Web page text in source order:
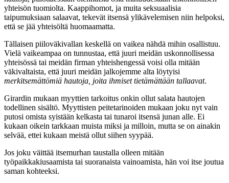
yhteisön tuomiolta. Kaappihomot, ja muita seksuaalisia
taipumuksiaan salaavat, tekevät itsensä ylikävelemisen niin helpoksi,
että se jää yhteisöltä huomaamatta.
Tällaisen piiloväkivallan keskellä on vaikea nähdä mihin osallistuu.
Vielä vaikeampaa on tunnustaa, että juuri meidän uskonnollisessa
yhteisössä tai meidän firman yhteishengessä voisi olla mitään
väkivaltaista, että juuri meidän jalkojemme alta löytyisi
merkitsemättömiä hautoja, joita ihmiset tietämättään tallaavat.
Girardin mukaan myyttien tarkoitus onkin ollut salata hautojen
todellinen sisältö. Myyttisten peitetarinoiden mukaan joku nyt vain
putosi omista syistään kelkasta tai tunaroi itsensä junan alle. Ei
kukaan oikein tarkkaan muista miksi ja milloin, mutta se on ainakin
selvää, ettei kukaan meistä ollut siihen syypää.
Jos joku väittää itsemurhan taustalla olleen mitään
työpaikkakiusaamista tai suoranaista vainoamista, hän voi itse joutua
saman kohteeksi.